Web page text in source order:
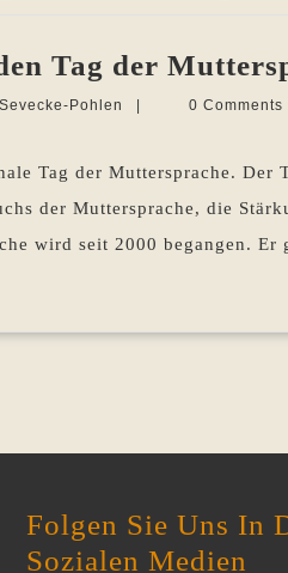
Tag der
Pohlen
Martina
0 Comments
Tag der Muttersprache.
der Muttersprache, die
wird seit 2000 begangen. Er
Folgen Sie Uns In
Sozialen Medien